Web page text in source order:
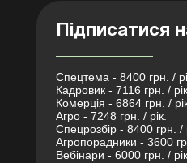
Підписатися
Спецтема - 8400 грн. /
Кадровик - 7116 грн. / рік.
Комерція - 6864 грн. /
Агро - 7248 грн. / рік.
Спецрозбір - 8400 грн. /
Агропорадники - 3600
Вебінари - 6000 грн. / рік.